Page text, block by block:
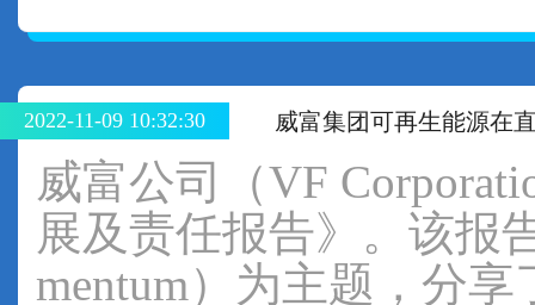
威富集团可再生能源在
威富公司（VF
展及责任报告》。该报
mentum）为主题，分享
2022-11-09 10:32:30